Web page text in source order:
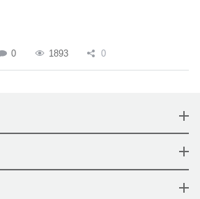
0 1893 0